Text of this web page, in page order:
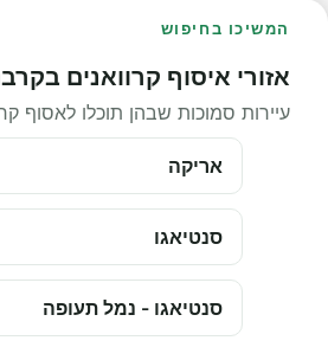
המשיכו בחיפוש
אזורי איסוף קרוואנים
עיירות סמוכות שבהן תוכלו לאסוף
אריקה
סנטיאגו
סנטיאגו - נמל תעופה